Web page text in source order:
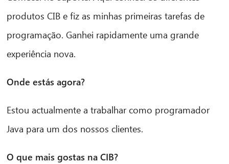
produtos CIB e fiz as minhas primeiras tarefas de
programação. Ganhei rapidamente uma grande
experiência nova.
Onde estás agora?
Estou actualmente a trabalhar como programador
Java para um dos nossos clientes.
O que mais gostas na CIB?